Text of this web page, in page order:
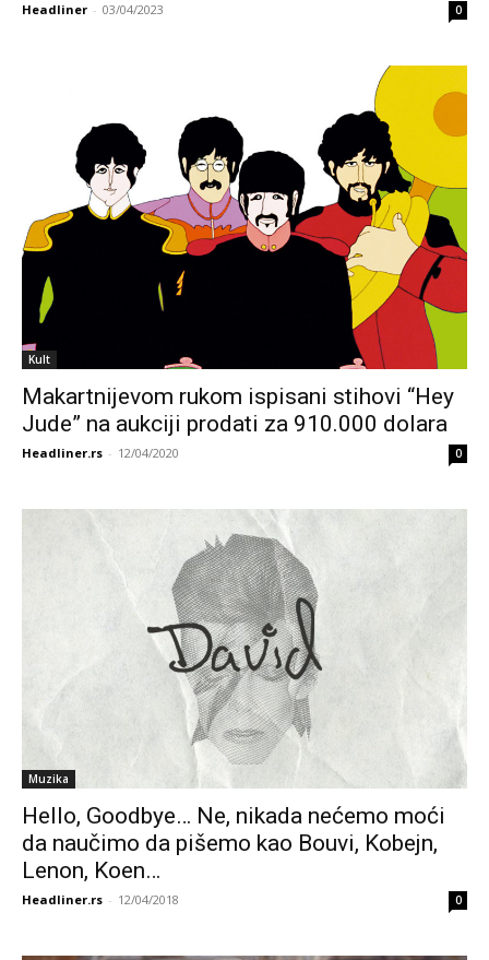
Headliner - 03/04/2023 0
Kult
Makartnijevom rukom ispisani stihovi “Hey
Jude” na aukciji prodati za 910.000 dolara
Headliner.rs - 12/04/2020 0
Muzika
Hello, Goodbye… Ne, nikada nećemo moći
da naučimo da pišemo kao Bouvi, Kobejn,
Lenon, Koen…
Headliner.rs - 12/04/2018 0